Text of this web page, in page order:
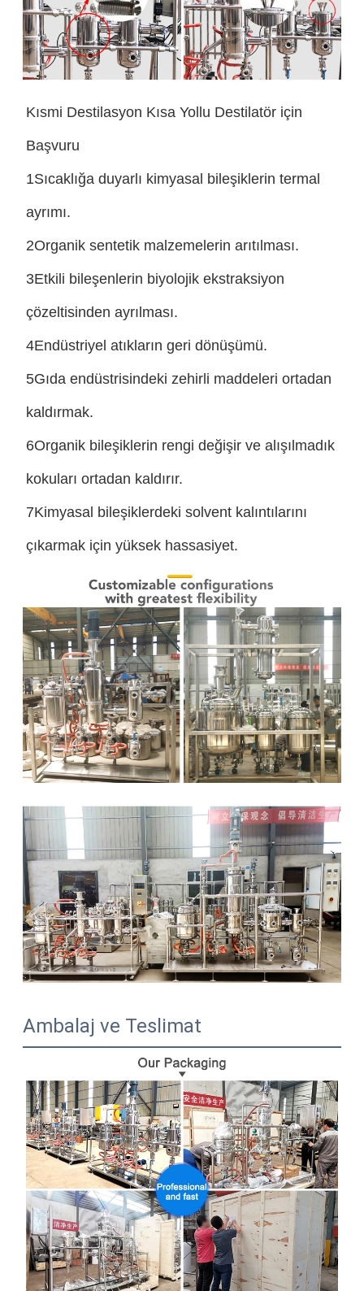
Kısmi Destilasyon Kısa Yollu Destilatör için
Başvuru
1Sıcaklığa duyarlı kimyasal bileşiklerin termal
ayrımı.
2Organik sentetik malzemelerin arıtılması.
3Etkili bileşenlerin biyolojik ekstraksiyon
çözeltisinden ayrılması.
4Endüstriyel atıkların geri dönüşümü.
5Gıda endüstrisindeki zehirli maddeleri ortadan
kaldırmak.
6Organik bileşiklerin rengi değişir ve alışılmadık
kokuları ortadan kaldırır.
7Kimyasal bileşiklerdeki solvent kalıntılarını
çıkarmak için yüksek hassasiyet.
Ambalaj ve Teslimat